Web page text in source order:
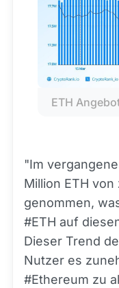
ETH
"Im
Million ETH
genommen,
#ETH auf
Dieser Trend
Nutzer es
#Ethereum zu